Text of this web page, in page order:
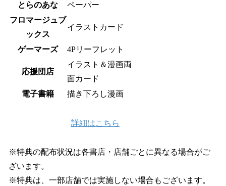
とらのあな
ペーパー
フロマージュブ
ックス
イラストカード
ゲーマーズ 4Pリーフレット
応援団店
イラスト＆漫画両
面カード
電子書籍
描き下ろし漫画
詳細はこちら
※特典の配布状況は各書店・店舗ごとに異なる場合がご
ざいます。
※特典は、一部店舗では実施しない場合もございます。